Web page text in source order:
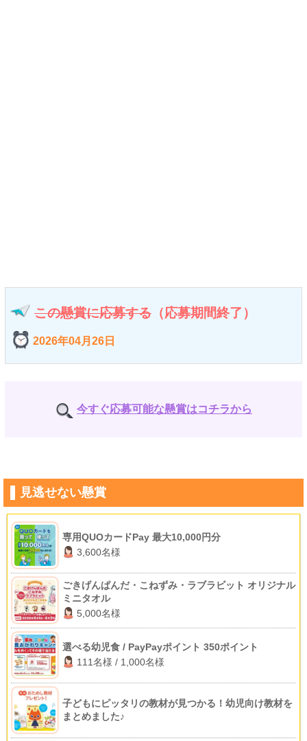
この懸賞に応募する （応募期間終了）
2026年04月26日
今すぐ応募可能な懸賞はコチラから
見逃せない懸賞
専用QUOカードPay 最大10,000円分
3,600名様
ごきげんぱんだ・こねずみ・ラブラビット オリジナル
ミニタオル
5,000名様
選べる幼児食 / PayPayポイント 350ポイント
111名様 / 1,000名様
子どもにピッタリの教材が見つかる！幼児向け教材を
まとめました♪